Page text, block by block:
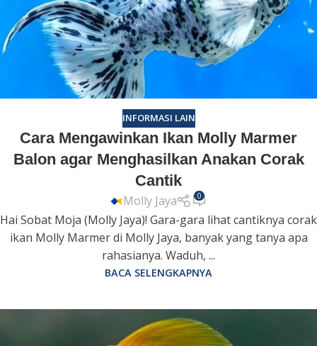
INFORMASI LAIN
Cara Mengawinkan Ikan Molly Marmer
Balon agar Menghasilkan Anakan Corak
Cantik
Molly Jaya 0
Hai Sobat Moja (Molly Jaya)! Gara-gara lihat cantiknya corak
ikan Molly Marmer di Molly Jaya, banyak yang tanya apa
rahasianya. Waduh, ...
BACA SELENGKAPNYA